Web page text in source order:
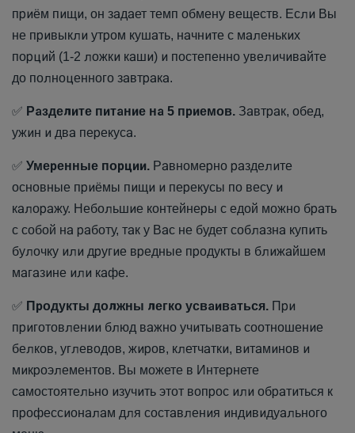
приём пищи, он задает темп обмену веществ. Если Вы
не привыкли утром кушать, начните с маленьких
порций (1-2 ложки каши) и постепенно увеличивайте
до полноценного завтрака.
✅ Разделите питание на 5 приемов. Завтрак, обед,
ужин и два перекуса.
✅ Умеренные порции. Равномерно разделите
основные приёмы пищи и перекусы по весу и
калоражу. Небольшие контейнеры с едой можно брать
с собой на работу, так у Вас не будет соблазна купить
булочку или другие вредные продукты в ближайшем
магазине или кафе.
✅ Продукты должны легко усваиваться. При
приготовлении блюд важно учитывать соотношение
белков, углеводов, жиров, клетчатки, витаминов и
микроэлементов. Вы можете в Интернете
самостоятельно изучить этот вопрос или обратиться к
профессионалам для составления индивидуального